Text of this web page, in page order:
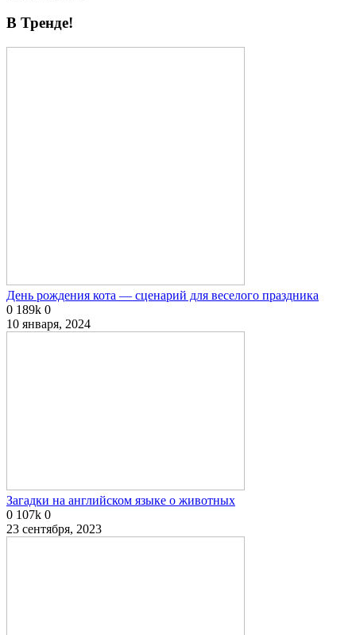
В Тренде!
День рождения кота — сценарий для веселого праздника
0 189k 0
10 января, 2024
Загадки на английском языке о животных
0 107k 0
23 сентября, 2023